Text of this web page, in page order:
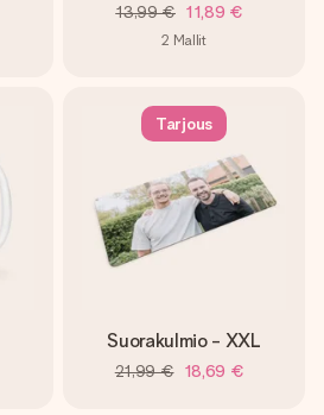
13,99 € 11,89 €
2 Mallit
Tarjous
Suorakulmio - XXL
21,99 € 18,69 €